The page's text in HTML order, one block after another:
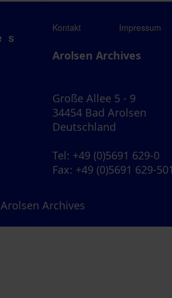
Kontakt Impressum
Arolsen Archives
Große Allee 5 - 9
34454 Bad Arolsen
Deutschland
Tel: +49 (0)5691 629-0
Fax: +49 (0)5691 629-
Archives